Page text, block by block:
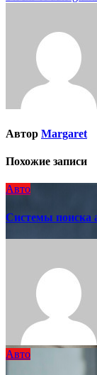
по
Автор Margaret
Похожие записи
Авто
Системы поиска
Авто